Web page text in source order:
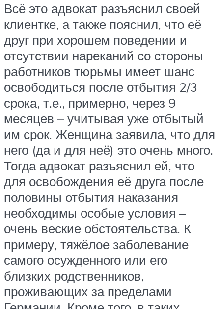
Всё это адвокат разъяснил своей
клиентке, а также пояснил, что её
друг при хорошем поведении и
отсутствии нареканий со стороны
работников тюрьмы имеет шанс
освободиться после отбытия 2/3
срока, т.е., примерно, через 9
месяцев – учитывая уже отбытый
им срок. Женщина заявила, что для
него (да и для неё) это очень много.
Тогда адвокат разъяснил ей, что
для освобождения её друга после
половины отбытия наказания
необходимы особые условия –
очень веские обстоятельства. К
примеру, тяжёлое заболевание
самого осужденного или его
близких родственников,
проживающих за пределами